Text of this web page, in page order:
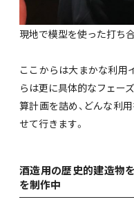
現地で模型を使った打ち
ここからは大まかな利用
らは更に具体的なフェー
算計画を詰め、どんな利
せて行きます。
酒造用の歴史的建造物
を制作中